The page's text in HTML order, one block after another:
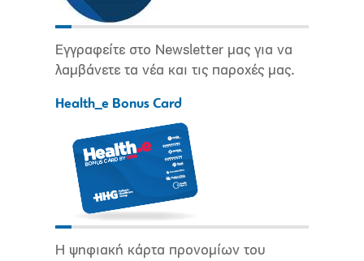
Εγγραφείτε στο Newsletter μας για να
λαμβάνετε τα νέα και τις παροχές μας.
Health_e Bonus Card
Η ψηφιακή κάρτα προνομίων του